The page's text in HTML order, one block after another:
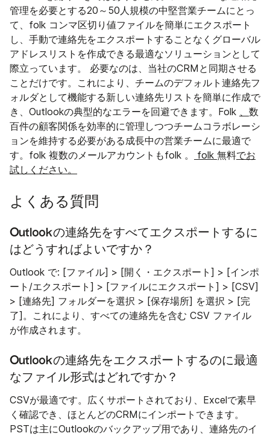
管理を必要とする20～50人規模の中堅営業チームにとっ
て、folk コンマ区切り値ファイルを簡単にエクスポート
し、手動で連絡先をエクスポートすることなくグローバル
アドレスリストを作成できる最適なソリューションとして
際立っています。 必要なのは、当社のCRMと同期させる
ことだけです。これにより、チームのデフォルト連絡先フ
ォルダとして機能する新しい連絡先リストを簡単に作成で
き、Outlookの典型的なエラーを回避できます。Folk 、 数
百件の顧客関係を効率的に管理しつつチームコラボレーシ
ョンを維持する必要がある成長中の営業チームに最適で
す。folk 複数のメールアカウントもfolk 。
folk 無料でお
試しください。
よくある質問
Outlookの連絡先をすべてエクスポートするに
はどうすればよいですか？
Outlook で: [ファイル] > [開く・エクスポート] > [インポ
ート/エクスポート] > [ファイルにエクスポート] > [CSV]
> [連絡先] フォルダーを選択 > [保存場所] を選択 > [完
了]。これにより、すべての連絡先を含む CSV ファイル
が作成されます。
Outlookの連絡先をエクスポートするのに最適
なファイル形式はどれですか？
CSVが最適です。広くサポートされており、Excelで素早
く確認でき、ほとんどのCRMにインポートできます。
PSTは主にOutlookのバックアップ用であり、連絡先のイ